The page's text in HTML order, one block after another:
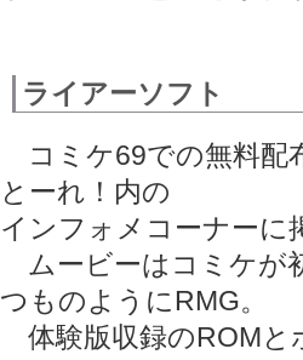
ライアーソフト
コミケ69での無料配
とーれ！内の
インフォメコーナーに
ムービーはコミケが
つものようにRMG。
体験版収録のROMと